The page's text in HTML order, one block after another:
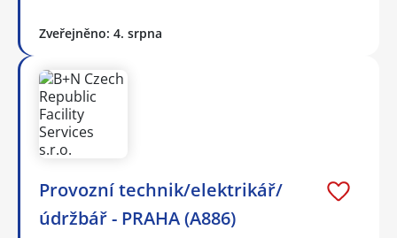
Zveřejněno: 4. srpna
Provozní technik/elektrikář/
údržbář - PRAHA (A886)